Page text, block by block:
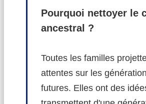
Pourquoi nettoyer le
ancestral ?
Toutes les familles
attentes sur les
futures. Elles ont des